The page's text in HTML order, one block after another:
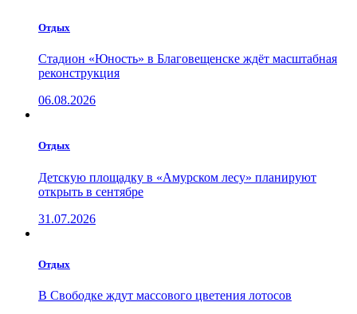
Отдых
Стадион «Юность» в Благовещенске ждёт масштабная
реконструкция
06.08.2026
Отдых
Детскую площадку в «Амурском лесу» планируют
открыть в сентябре
31.07.2026
Отдых
В Свободке ждут массового цветения лотосов